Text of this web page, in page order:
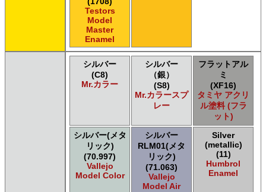
Testors
Model
Master
Enamel
シルバー
(C8)
Mr.カラー
シルバー
（銀）
(S8)
Mr.カラースプ
レー
フラットアル
ミ
(XF16)
タミヤ アクリ
ル塗料 (フラ
ット)
シルバー(メタ
リック)
(70.997)
Vallejo
Model Color
シルバー
RLM01(メタ
リック)
(71.063)
Vallejo
Model Air
Silver
(metallic)
(11)
Humbrol
Enamel